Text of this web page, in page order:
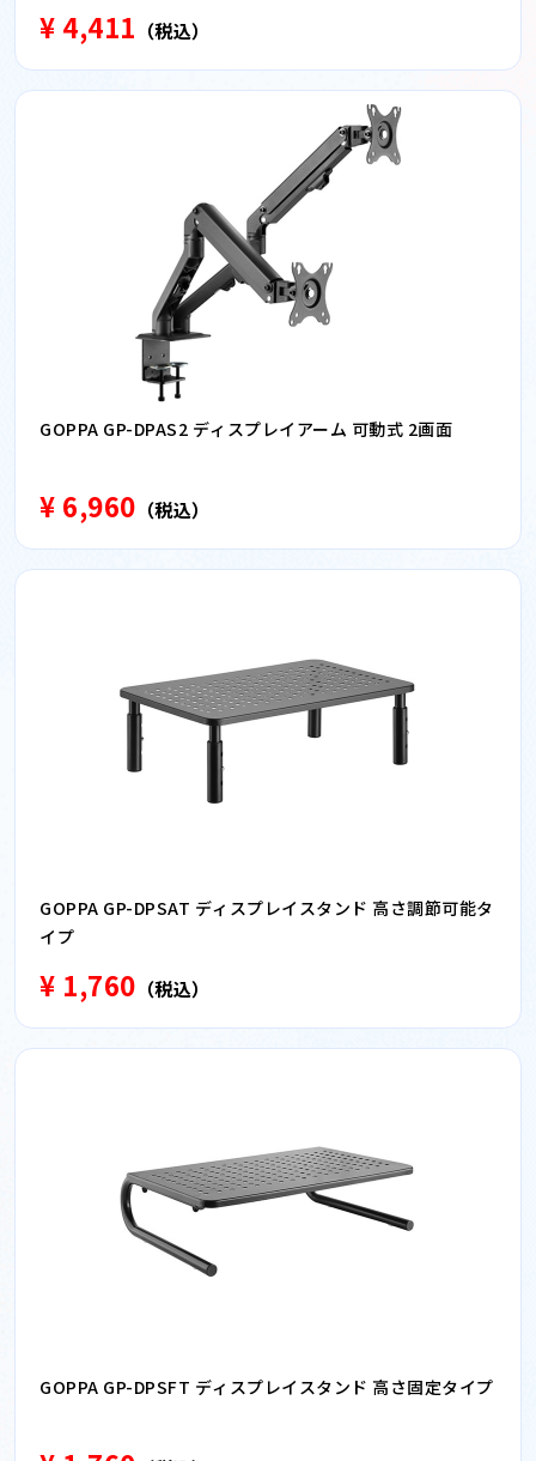
¥ 4,411 （税込）
GOPPA GP-DPAS2 ディスプレイアーム 可動式 2画面
¥ 6,960 （税込）
GOPPA GP-DPSAT ディスプレイスタンド 高さ調節可能タ
イプ
¥ 1,760 （税込）
GOPPA GP-DPSFT ディスプレイスタンド 高さ固定タイプ